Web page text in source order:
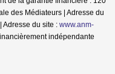
des Médiateurs | Adresse du
Adresse du site : www.anm-
indépendante